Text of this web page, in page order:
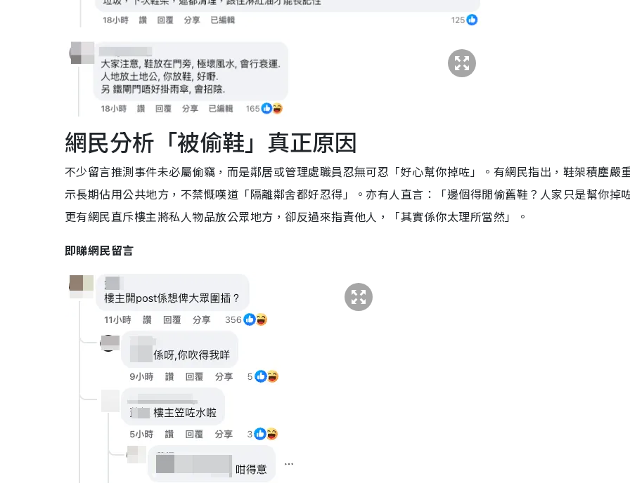
網民分析「被偷鞋」真正原因
不少留言推測事件未必屬偷竊，而是鄰居或管理處職員忍無可忍「好心幫你掉咗」。有網民指出，鞋架積塵嚴
示長期佔用公共地方，不禁慨嘆道「隔離鄰舍都好忍得」。亦有人直言：「邊個得閒偷舊鞋？人家只是幫你掉
更有網民直斥樓主將私人物品放公眾地方，卻反過來指責他人，「其實係你太理所當然」。
即睇網民留言